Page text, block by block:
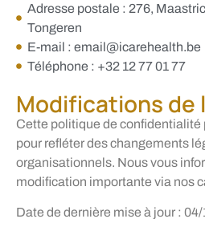
Adresse postale : 276,
Tongeren
E-mail : email@icarehealth.be
Téléphone : +32 12 77 01 77
Modifications de
Cette politique de confidentialité
pour refléter des changements
organisationnels. Nous vous
modification importante via nos
Date de dernière mise à jour :